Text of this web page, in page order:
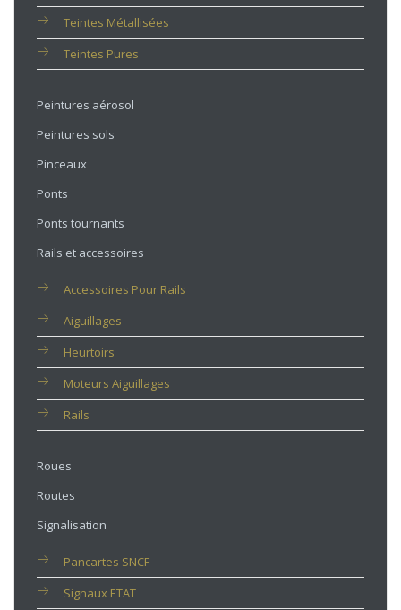
Teintes Métallisées
Teintes Pures
Peintures aérosol
Peintures sols
Pinceaux
Ponts
Ponts tournants
Rails et accessoires
Accessoires Pour Rails
Aiguillages
Heurtoirs
Moteurs Aiguillages
Rails
Roues
Routes
Signalisation
Pancartes SNCF
Signaux ETAT